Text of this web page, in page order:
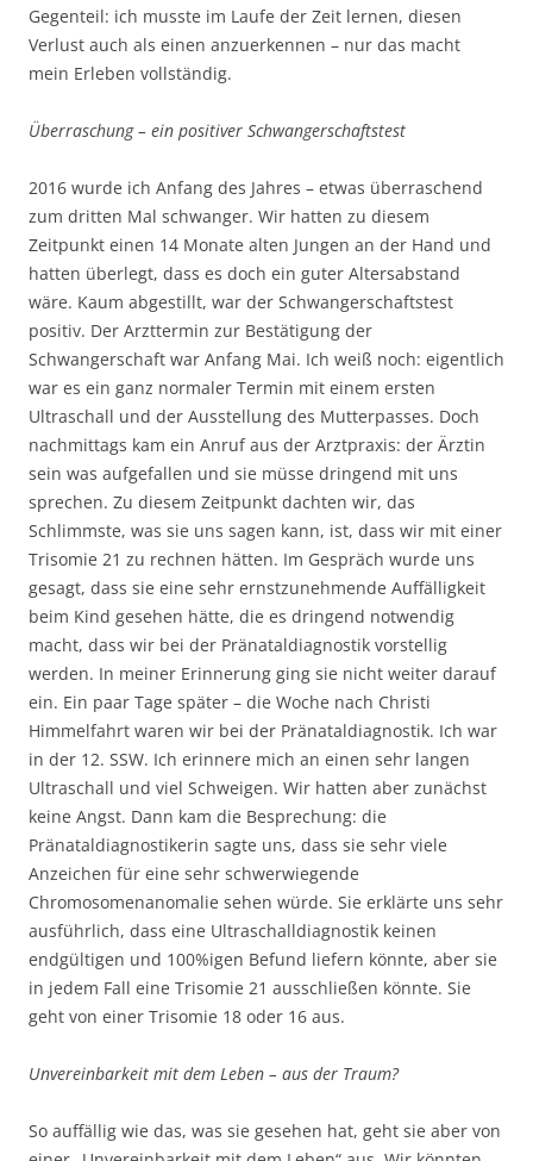
Gegenteil: ich musste im Laufe der Zeit lernen, diesen
Verlust auch als einen anzuerkennen – nur das macht
mein Erleben vollständig.
Überraschung – ein positiver Schwangerschaftstest
2016 wurde ich Anfang des Jahres – etwas überraschend
zum dritten Mal schwanger. Wir hatten zu diesem
Zeitpunkt einen 14 Monate alten Jungen an der Hand und
hatten überlegt, dass es doch ein guter Altersabstand
wäre. Kaum abgestillt, war der Schwangerschaftstest
positiv. Der Arzttermin zur Bestätigung der
Schwangerschaft war Anfang Mai. Ich weiß noch: eigentlich
war es ein ganz normaler Termin mit einem ersten
Ultraschall und der Ausstellung des Mutterpasses. Doch
nachmittags kam ein Anruf aus der Arztpraxis: der Ärztin
sein was aufgefallen und sie müsse dringend mit uns
sprechen. Zu diesem Zeitpunkt dachten wir, das
Schlimmste, was sie uns sagen kann, ist, dass wir mit einer
Trisomie 21 zu rechnen hätten. Im Gespräch wurde uns
gesagt, dass sie eine sehr ernstzunehmende Auffälligkeit
beim Kind gesehen hätte, die es dringend notwendig
macht, dass wir bei der Pränataldiagnostik vorstellig
werden. In meiner Erinnerung ging sie nicht weiter darauf
ein. Ein paar Tage später – die Woche nach Christi
Himmelfahrt waren wir bei der Pränataldiagnostik. Ich war
in der 12. SSW. Ich erinnere mich an einen sehr langen
Ultraschall und viel Schweigen. Wir hatten aber zunächst
keine Angst. Dann kam die Besprechung: die
Pränataldiagnostikerin sagte uns, dass sie sehr viele
Anzeichen für eine sehr schwerwiegende
Chromosomenanomalie sehen würde. Sie erklärte uns sehr
ausführlich, dass eine Ultraschalldiagnostik keinen
endgültigen und 100%igen Befund liefern könnte, aber sie
in jedem Fall eine Trisomie 21 ausschließen könnte. Sie
geht von einer Trisomie 18 oder 16 aus.
Unvereinbarkeit mit dem Leben – aus der Traum?
So auffällig wie das, was sie gesehen hat, geht sie aber von